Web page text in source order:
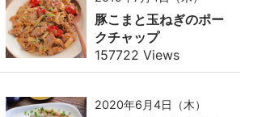
豚こまと玉ねぎのポー
クチャップ
157722 Views
2020年6月4日（木）